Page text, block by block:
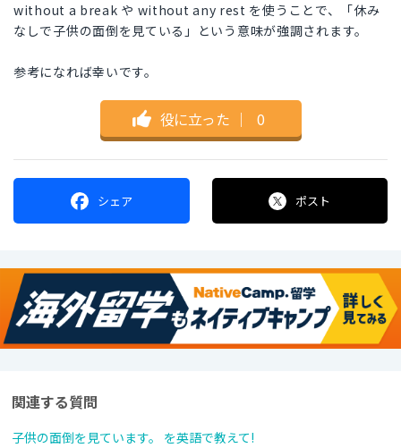
without a break や without any rest を使うことで、「休み
なしで子供の面倒を見ている」という意味が強調されます。
参考になれば幸いです。
役に立った ｜ 0
シェア ポスト
関連する質問
子供の面倒を見ています。 を英語で教えて!